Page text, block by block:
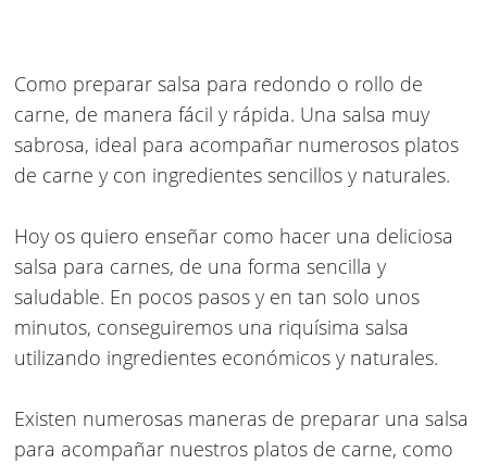
Como preparar salsa para redondo o rollo de
carne, de manera fácil y rápida. Una salsa muy
sabrosa, ideal para acompañar numerosos platos
de carne y con ingredientes sencillos y naturales.
Hoy os quiero enseñar como hacer una deliciosa
salsa para carnes, de una forma sencilla y
saludable. En pocos pasos y en tan solo unos
minutos, conseguiremos una riquísima salsa
utilizando ingredientes económicos y naturales.
Existen numerosas maneras de preparar una salsa
para acompañar nuestros platos de carne, como